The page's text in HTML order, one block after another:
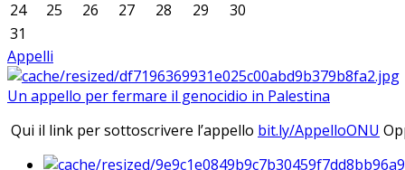
24 25 26 27 28 29
30
31
Appelli
Un appello per fermare il genocidio in Palestina
Qui il link per sottoscrivere l’appello bit.ly/AppelloONU